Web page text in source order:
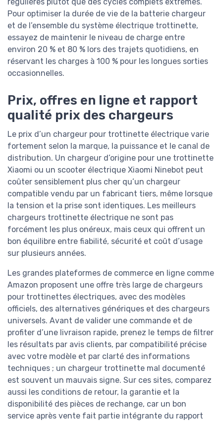
régulières plutôt que des cycles complets extrêmes.
Pour optimiser la durée de vie de la batterie chargeur
et de l’ensemble du système électrique trottinette,
essayez de maintenir le niveau de charge entre
environ 20 % et 80 % lors des trajets quotidiens, en
réservant les charges à 100 % pour les longues sorties
occasionnelles.
Prix, offres en ligne et rapport
qualité prix des chargeurs
Le prix d’un chargeur pour trottinette électrique varie
fortement selon la marque, la puissance et le canal de
distribution. Un chargeur d’origine pour une trottinette
Xiaomi ou un scooter électrique Xiaomi Ninebot peut
coûter sensiblement plus cher qu’un chargeur
compatible vendu par un fabricant tiers, même lorsque
la tension et la prise sont identiques. Les meilleurs
chargeurs trottinette électrique ne sont pas
forcément les plus onéreux, mais ceux qui offrent un
bon équilibre entre fiabilité, sécurité et coût d’usage
sur plusieurs années.
Les grandes plateformes de commerce en ligne comme
Amazon proposent une offre très large de chargeurs
pour trottinettes électriques, avec des modèles
officiels, des alternatives génériques et des chargeurs
universels. Avant de valider une commande et de
profiter d’une livraison rapide, prenez le temps de filtrer
les résultats par avis clients, par compatibilité précise
avec votre modèle et par clarté des informations
techniques ; un chargeur trottinette mal documenté
est souvent un mauvais signe. Sur ces sites, comparez
aussi les conditions de retour, la garantie et la
disponibilité des pièces de rechange, car un bon
service après vente fait partie intégrante du rapport